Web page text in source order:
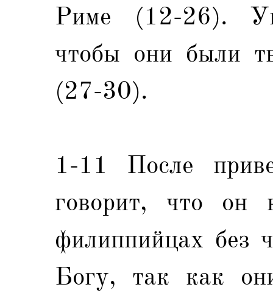
Риме (12-26).
чтобы они были
(27-30).
1-11 После
говорит, что он
филиппийцах без
Богу, так как